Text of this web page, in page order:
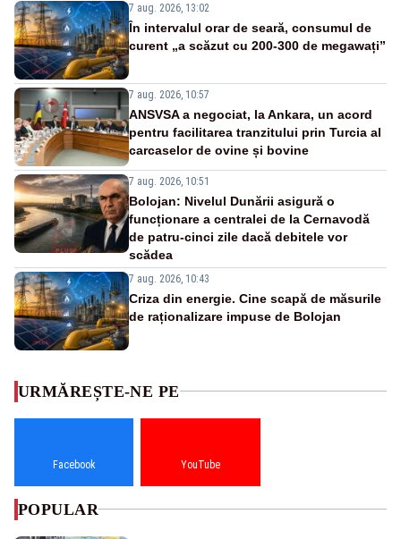
7 aug. 2026, 13:02
În intervalul orar de seară, consumul de
curent „a scăzut cu 200-300 de megawați”
7 aug. 2026, 10:57
ANSVSA a negociat, la Ankara, un acord
pentru facilitarea tranzitului prin Turcia al
carcaselor de ovine și bovine
7 aug. 2026, 10:51
Bolojan: Nivelul Dunării asigură o
funcționare a centralei de la Cernavodă
de patru-cinci zile dacă debitele vor
scădea
7 aug. 2026, 10:43
Criza din energie. Cine scapă de măsurile
de raționalizare impuse de Bolojan
URMĂREȘTE-NE PE
Facebook YouTube
POPULAR